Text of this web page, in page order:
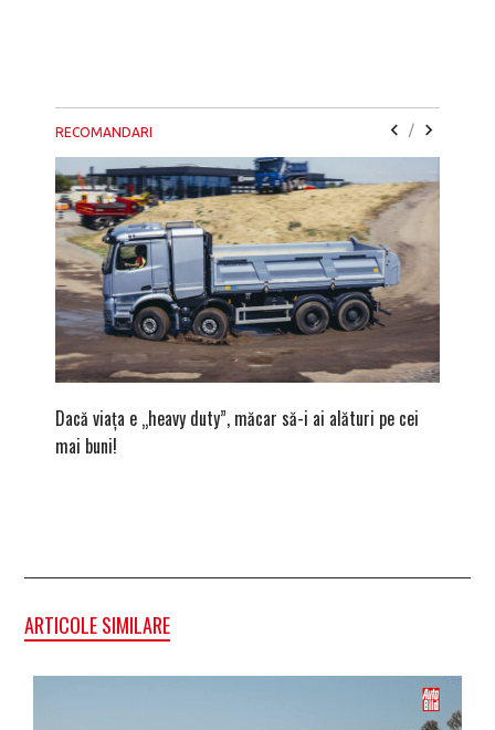
RECOMANDARI /
Dacă viața e „heavy duty”, măcar să-i ai alături pe cei
mai buni!
ARTICOLE SIMILARE